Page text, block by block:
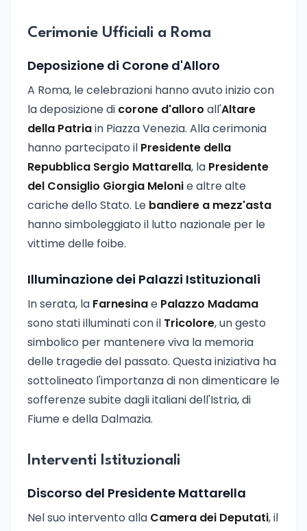
Cerimonie Ufficiali a Roma
Deposizione di Corone d'Alloro
A Roma, le celebrazioni hanno avuto inizio con
la deposizione di corone d'alloro all'Altare
della Patriain Piazza Venezia. Alla cerimonia
hanno partecipato il Presidente della
Repubblica Sergio Mattarella, la Presidente
del Consiglio Giorgia Melonie altre alte
cariche dello Stato. Le bandiere a mezz'asta
hanno simboleggiato il lutto nazionale per le
vittime delle foibe.
Illuminazione dei Palazzi Istituzionali
In serata, la Farnesinae Palazzo Madama
sono stati illuminati con il Tricolore, un gesto
simbolico per mantenere viva la memoria
delle tragedie del passato. Questa iniziativa ha
sottolineato l'importanza di non dimenticare le
sofferenze subite dagli italiani dell'Istria, di
Fiume e della Dalmazia.
Interventi Istituzionali
Discorso del Presidente Mattarella
Nel suo intervento alla Camera dei Deputati, il